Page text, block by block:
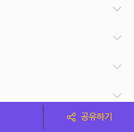
공유하기